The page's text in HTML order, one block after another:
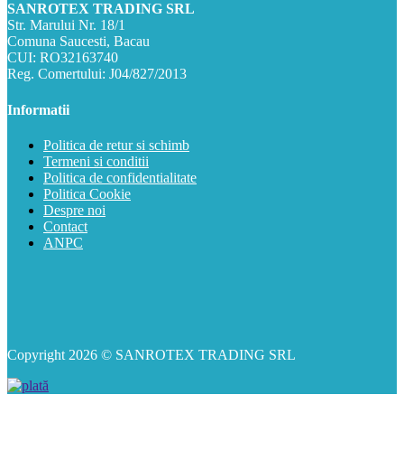
SANROTEX TRADING SRL
Str. Marului Nr. 18/1
Comuna Saucesti, Bacau
CUI: RO32163740
Reg. Comertului: J04/827/2013
Informatii
Politica de retur si schimb
Termeni si conditii
Politica de confidentialitate
Politica Cookie
Despre noi
Contact
ANPC
Copyright 2026 © SANROTEX TRADING SRL